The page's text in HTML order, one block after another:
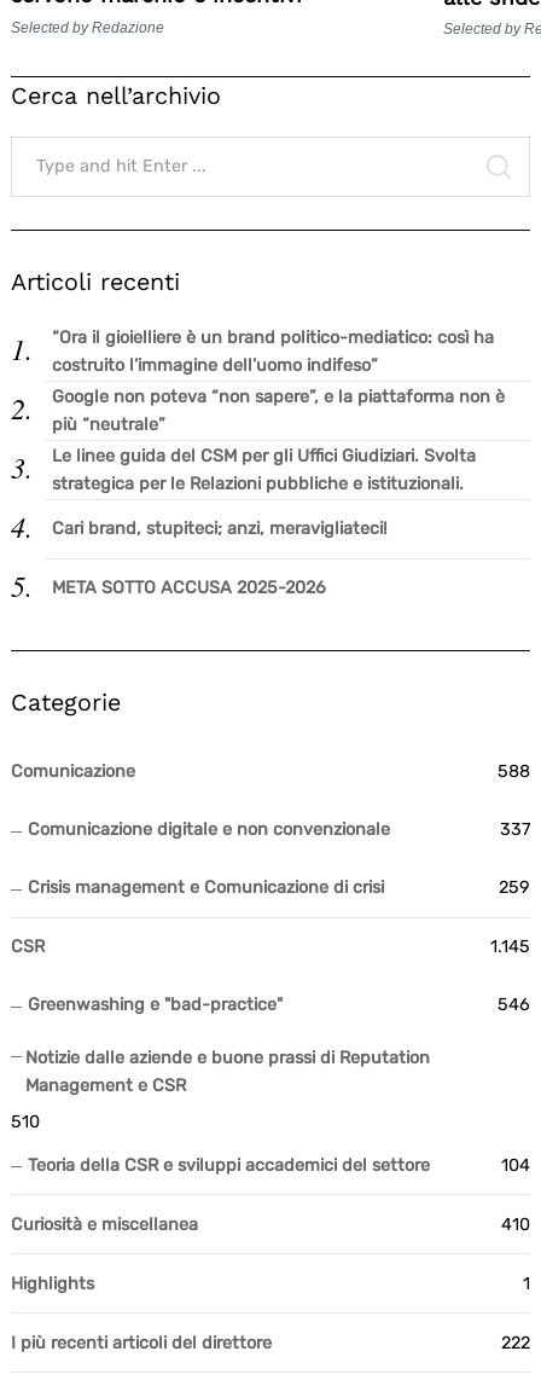
Selected by Redazione Selected by
Cerca nell’archivio
Search
for:
Articoli recenti
“Ora il gioielliere è un brand politico-mediatico: così ha
costruito l’immagine dell’uomo indifeso”
Google non poteva “non sapere”, e la piattaforma non è
più “neutrale”
Le linee guida del CSM per gli Uffici Giudiziari. Svolta
strategica per le Relazioni pubbliche e istituzionali.
Cari brand, stupiteci; anzi, meravigliateci!
META SOTTO ACCUSA 2025-2026
Categorie
Comunicazione 588
Comunicazione digitale e non convenzionale 337
Crisis management e Comunicazione di crisi 259
CSR 1.145
Greenwashing e "bad-practice" 546
Notizie dalle aziende e buone prassi di Reputation
Management e CSR
510
Teoria della CSR e sviluppi accademici del settore 104
Curiosità e miscellanea 410
Highlights 1
I più recenti articoli del direttore 222